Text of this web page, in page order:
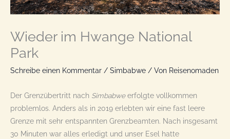
Wieder im Hwange National
Park
Schreibe einen Kommentar / Simbabwe / Von Reisenomaden
Der Grenzübertritt nach Simbabweerfolgte vollkommen
problemlos. Anders als in 2019 erlebten wir eine fast leere
Grenze mit sehr entspannten Grenzbeamten. Nach insgesamt
30 Minuten war alles erledigt und unser Esel hatte